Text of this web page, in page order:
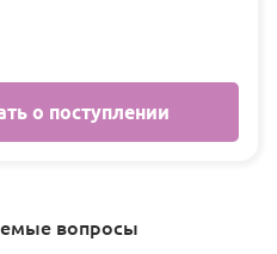
о поступлении
вопросы